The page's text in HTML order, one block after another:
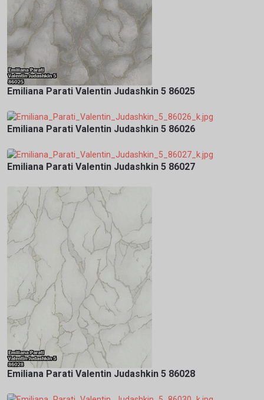
Emiliana Parati Valentin Judashkin 5 86025
Emiliana Parati Valentin Judashkin 5 86026
Emiliana Parati Valentin Judashkin 5 86027
Emiliana Parati Valentin Judashkin 5 86028